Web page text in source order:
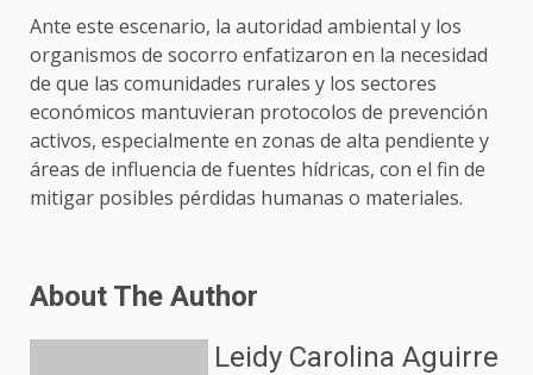
Ante este escenario, la autoridad ambiental y los
organismos de socorro enfatizaron en la necesidad
de que las comunidades rurales y los sectores
económicos mantuvieran protocolos de prevención
activos, especialmente en zonas de alta pendiente y
áreas de influencia de fuentes hídricas, con el fin de
mitigar posibles pérdidas humanas o materiales.
About The Author
Leidy Carolina Aguirre